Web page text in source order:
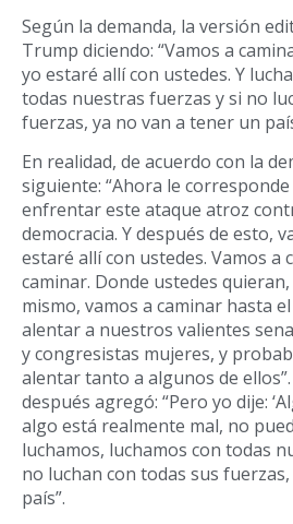
Según la demanda, la versión
Trump diciendo: “Vamos a
yo estaré allí con ustedes. Y
todas nuestras fuerzas y si no
fuerzas, ya no van a tener un
En realidad, de acuerdo con la
siguiente: “Ahora le
enfrentar este ataque atroz
democracia. Y después de esto,
estaré allí con ustedes. Vamos a
caminar. Donde ustedes
mismo, vamos a caminar hasta
alentar a nuestros valientes
y congresistas mujeres, y
alentar tanto a algunos de
después agregó: “Pero yo dije:
algo está realmente mal, no
luchamos, luchamos con todas
no luchan con todas sus
país”.